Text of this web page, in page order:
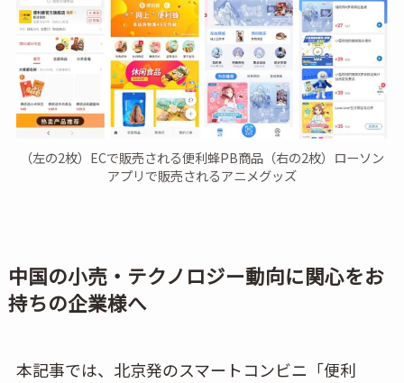
（左の2枚）ECで販売される便利蜂PB商品（右の2枚）ローソン
アプリで販売されるアニメグッズ
中国の小売・テクノロジー動向に関心をお
持ちの企業様へ
本記事では、北京発のスマートコンビニ「便利